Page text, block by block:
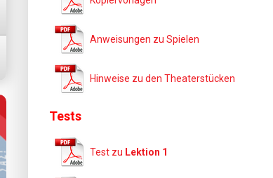
Anweisungen zu Spielen
Hinweise zu den Theaterstücken
Tests
Test zu Lektion 1